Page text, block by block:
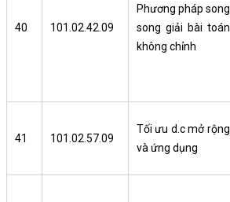
40 101.02.42.09
Phương pháp song
song giải bài toán
không chỉnh
41 101.02.57.09
Tối ưu d.c mở rộng
và ứng dụng